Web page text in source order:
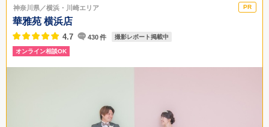
神奈川県／横浜・川崎エリア
華雅苑 横浜店
4.7 430件 撮影レポート掲載中
オンライン相談OK